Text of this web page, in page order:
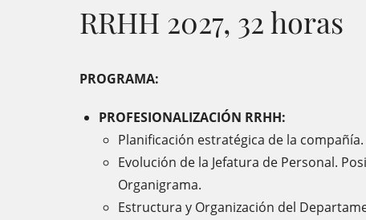
RRHH 2027, 32 horas
PROGRAMA:
PROFESIONALIZACIÓN RRHH:
Planificación estratégica de la compañía.
Evolución de la Jefatura de Personal.
Organigrama.
Estructura y Organización del